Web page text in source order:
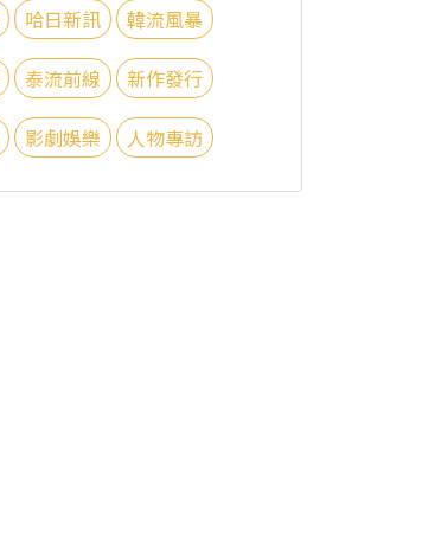
哈日新訊 韓流風暴
泰流前線 新作發行
影劇娛樂 人物專訪